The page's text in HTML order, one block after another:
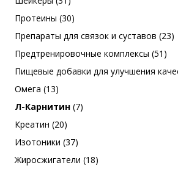
Протеины (30)
Препараты для связок и суставов (23)
Предтренировочные комплексы (51)
Пищевые добавки для улучшения
Омега (13)
Л-Карнитин (7)
Креатин (20)
Изотоники (37)
Жиросжигатели (18)